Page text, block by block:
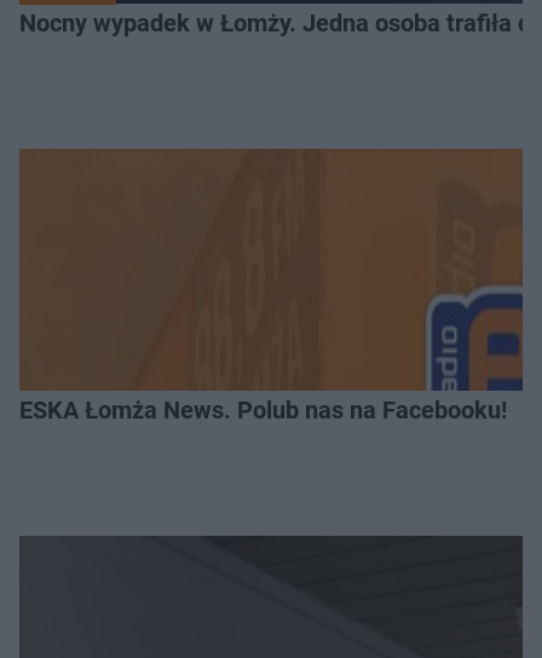
Nocny wypadek w Łomży. Jedna osoba trafiła
ESKA Łomża News. Polub nas na Facebooku!